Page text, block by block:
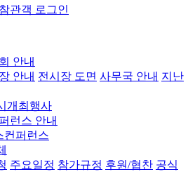
참관객 로그인
안내
안내 전시장 도면 사무국 안내 지난
개최행사
런스 안내
컨퍼런스
주요일정 참가규정 후원/협찬 공식